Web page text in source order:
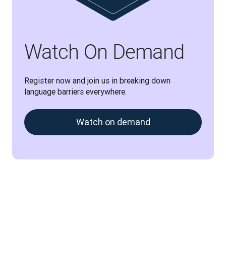
Watch On Demand
Register now and join us in breaking down
language barriers everywhere.
Watch on demand